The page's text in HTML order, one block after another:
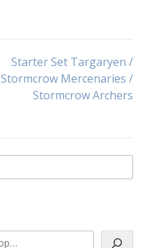
Starter Set Targaryen /
Stormcrow Mercenaries /
Stormcrow Archers